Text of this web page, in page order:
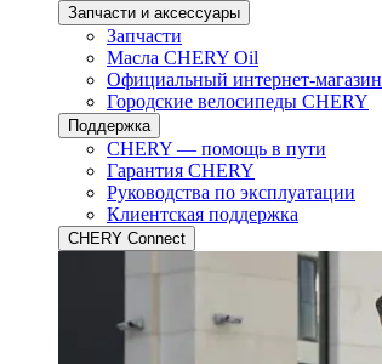
Запчасти и аксессуары
Запчасти
Масла CHERY Oil
Официальный интернет-магазин
Городские велосипеды CHERY
Поддержка
CHERY — помощь в пути
Гарантия CHERY
Руководства по эксплуатации
Клиентская поддержка
CHERY Connect